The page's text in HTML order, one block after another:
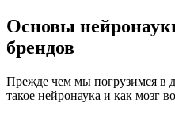
Основы
брендов
Прежде чем мы погрузимся в
такое нейронаука и как мозг